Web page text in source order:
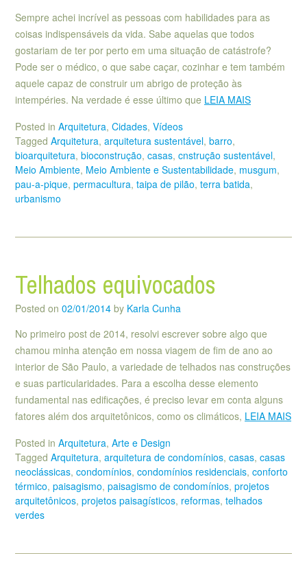
Sempre achei incrível as pessoas com habilidades para as
coisas indispensáveis da vida. Sabe aquelas que todos
gostariam de ter por perto em uma situação de catástrofe?
Pode ser o médico, o que sabe caçar, cozinhar e tem também
aquele capaz de construir um abrigo de proteção às
intempéries. Na verdade é esse último que LEIA MAIS
Posted in Arquitetura, Cidades, Vídeos
Tagged Arquitetura, arquitetura sustentável, barro,
bioarquitetura, bioconstrução, casas, cnstrução sustentável,
Meio Ambiente, Meio Ambiente e Sustentabilidade, musgum,
pau-a-pique, permacultura, taipa de pilão, terra batida,
urbanismo
Telhados equivocados
Posted on 02/01/2014 by Karla Cunha
No primeiro post de 2014, resolvi escrever sobre algo que
chamou minha atenção em nossa viagem de fim de ano ao
interior de São Paulo, a variedade de telhados nas construções
e suas particularidades. Para a escolha desse elemento
fundamental nas edificações, é preciso levar em conta alguns
fatores além dos arquitetônicos, como os climáticos, LEIA MAIS
Posted in Arquitetura, Arte e Design
Tagged Arquitetura, arquitetura de condomínios, casas, casas
neoclássicas, condomínios, condomínios residenciais, conforto
térmico, paisagismo, paisagismo de condomínios, projetos
arquitetônicos, projetos paisagísticos, reformas, telhados
verdes